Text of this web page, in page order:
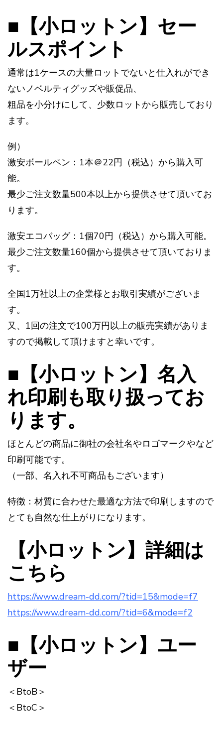
■【小ロットン】セー
ルスポイント
通常は1ケースの大量ロットでないと仕入れができ
ないノベルティグッズや販促品、
粗品を小分けにして、少数ロットから販売しており
ます。
例）
激安ボールペン：1本＠22円（税込）から購入可
能。
最少ご注文数量500本以上から提供させて頂いてお
ります。
激安エコバッグ：1個70円（税込）から購入可能。
最少ご注文数量160個から提供させて頂いておりま
す。
全国1万社以上の企業様とお取引実績がございま
す。
又、1回の注文で100万円以上の販売実績がありま
すので掲載して頂けますと幸いです。
■【小ロットン】名入
れ印刷も取り扱ってお
ります。
ほとんどの商品に御社の会社名やロゴマークやなど
印刷可能です。
（一部、名入れ不可商品もございます）
特徴：材質に合わせた最適な方法で印刷しますので
とても自然な仕上がりになります。
【小ロットン】詳細は
こちら
https://www.dream-dd.com/?tid=15&mode=f7
https://www.dream-dd.com/?tid=6&mode=f2
■【小ロットン】ユー
ザー
＜BtoB＞
＜BtoC＞